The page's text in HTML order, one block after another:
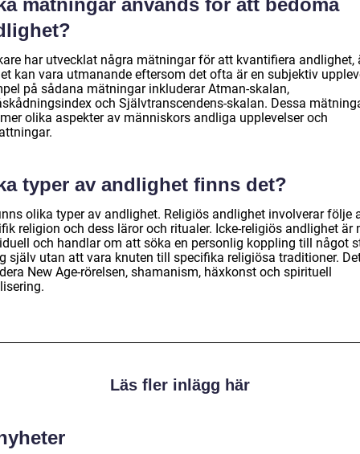
mätningar används för att bedöma
har utvecklat några mätningar för att kvantifiera andlighet,
kan vara utmanande eftersom det ofta är en subjektiv
på sådana mätningar inkluderar Atman-skalan,
och Självtranscendens-skalan. Dessa
olika aspekter av människors andliga upplevelser och
typer av andlighet finns det?
olika typer av andlighet. Religiös andlighet involverar följe
religion och dess läror och ritualer. Icke-religiös andlighet är
och handlar om att söka en personlig koppling till något
själv utan att vara knuten till specifika religiösa traditioner.
New Age-rörelsen, shamanism, häxkonst och spirituell
Läs fler inlägg här